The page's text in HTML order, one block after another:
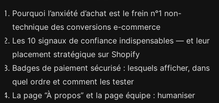
Pourquoi l’anxiété d’achat est le frein n°1 non-
technique des conversions e-commerce
Les 10 signaux de confiance indispensables — et leur
placement stratégique sur Shopify
Badges de paiement sécurisé : lesquels afficher, dans
quel ordre et comment les tester
La page “À propos” et la page équipe : humaniser